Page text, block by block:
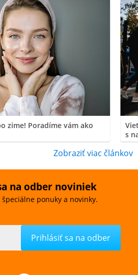
zime! Poradíme vám ako
s
Zobraziť viac článkov
na odber noviniek
ponuky a novinky.